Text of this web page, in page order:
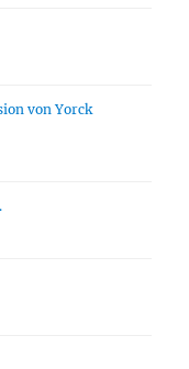
von Yorck